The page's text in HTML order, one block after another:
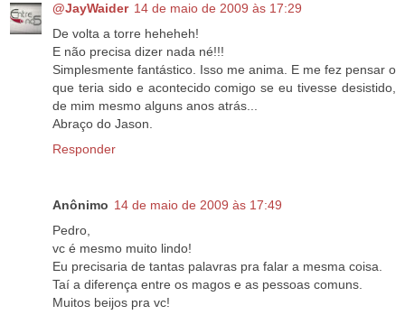
@JayWaider 14 de maio de 2009 às 17:29
De volta a torre heheheh!
E não precisa dizer nada né!!!
Simplesmente fantástico. Isso me anima. E me fez pensar o
que teria sido e acontecido comigo se eu tivesse desistido,
de mim mesmo alguns anos atrás...
Abraço do Jason.
Responder
Anônimo 14 de maio de 2009 às 17:49
Pedro,
vc é mesmo muito lindo!
Eu precisaria de tantas palavras pra falar a mesma coisa.
Taí a diferença entre os magos e as pessoas comuns.
Muitos beijos pra vc!